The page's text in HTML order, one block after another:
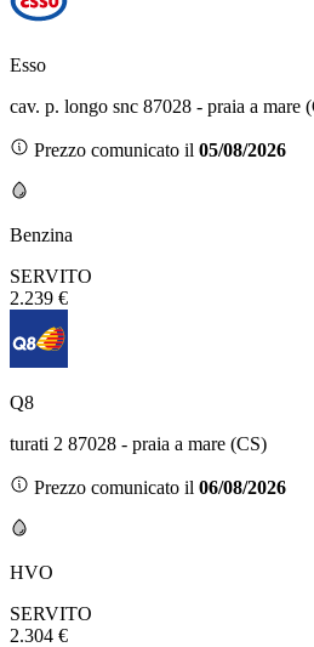
Esso
cav. p. longo snc 87028 - praia a mare
Prezzo comunicato il 05/08/2026
Benzina
SERVITO
2.239 €
Q8
turati 2 87028 - praia a mare (CS)
Prezzo comunicato il 06/08/2026
HVO
SERVITO
2.304 €